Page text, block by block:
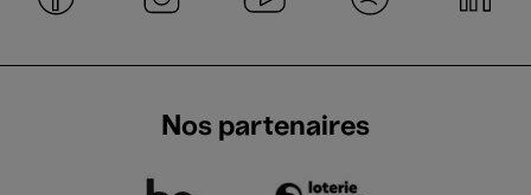
Nos partenaires